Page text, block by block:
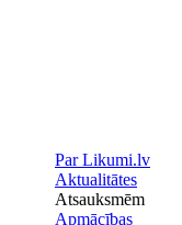
Par Likumi.lv
Aktualitātes
Atsauksmēm
Apmācības